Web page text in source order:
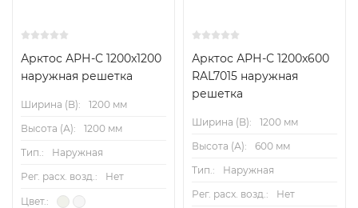
Арктос АРН-С 1200x1200
наружная решетка
Ширина (B):
1200 мм
Высота (А):
1200 мм
Тип.:
Наружная
Рег. расх. возд.:
Нет
Цвет.:
Арктос АРН-С 1200x600
RAL7015 наружная
решетка
Ширина (B):
1200 мм
Высота (А):
600 мм
Тип.:
Наружная
Рег. расх. возд.:
Нет